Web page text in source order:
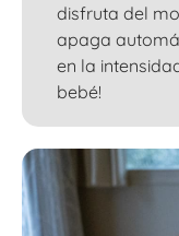
disfruta del
apaga
en la
bebé!